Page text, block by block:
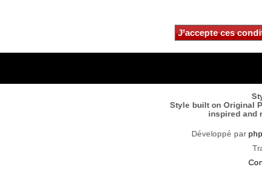
Style built on Original
inspired and
Développé par